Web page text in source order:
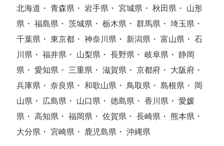
北海道・ 青森県・ 岩手県・ 宮城県・ 秋田県・ 山形
県・ 福島県・ 茨城県・ 栃木県・ 群馬県・ 埼玉県・
千葉県・ 東京都・ 神奈川県・ 新潟県・ 富山県・ 石
川県・ 福井県・ 山梨県・ 長野県・ 岐阜県・ 静岡
県・ 愛知県・ 三重県・ 滋賀県・ 京都府・ 大阪府・
兵庫県・ 奈良県・ 和歌山県・ 鳥取県・ 島根県・ 岡
山県・ 広島県・ 山口県・ 徳島県・ 香川県・ 愛媛
県・ 高知県・ 福岡県・ 佐賀県・ 長崎県・ 熊本県・
大分県・ 宮崎県・ 鹿児島県・ 沖縄県